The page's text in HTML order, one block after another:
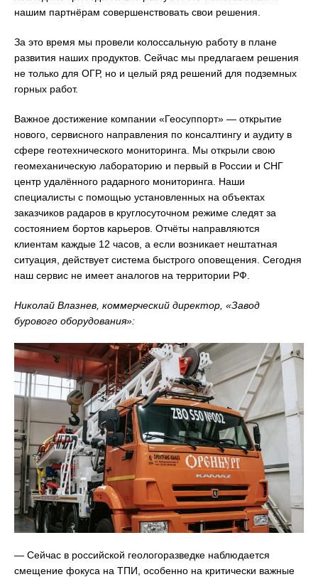
нашим партнёрам совершенствовать свои решения.
За это время мы провели колоссальную работу в плане
развития наших продуктов. Сейчас мы предлагаем решения
не только для ОГР, но и целый ряд решений для подземных
горных работ.
Важное достижение компании «Геосуппорт» — открытие
нового, сервисного направления по консалтингу и аудиту в
сфере геотехнического мониторинга. Мы открыли свою
геомеханическую лабораторию и первый в России и СНГ
центр удалённого радарного мониторинга. Наши
специалисты с помощью установленных на объектах
заказчиков радаров в круглосуточном режиме следят за
состоянием бортов карьеров. Отчёты направляются
клиентам каждые 12 часов, а если возникает нештатная
ситуация, действует система быстрого оповещения. Сегодня
наш сервис не имеет аналогов на территории РФ.
Николай Влазнев, коммерческий директор, «Завод
бурового оборудования»:
— Сейчас в российской геологоразведке наблюдается
смещение фокуса на ТПИ, особенно на критически важные